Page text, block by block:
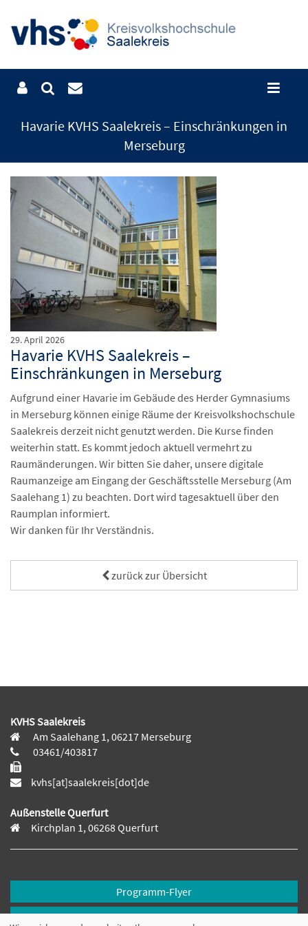
Havarie KVHS Saalekreis – Einschränkungen in
Merseburg
29. April 2026
Havarie KVHS Saalekreis –
Einschränkungen in Merseburg
Aufgrund einer Havarie im Gebäude des Herder Gymnasiums
in Merseburg können einige Räume der Kreisvolkshochschule
Saalekreis derzeit nicht genutzt werden. Die Kurse finden
weiterhin statt. Es kommt jedoch aktuell vermehrt zu
Raumänderungen. Wir bitten Sie daher, unsere digitale
Raumanzeige am Eingang der Geschäftsstelle Merseburg (Am
Saalehang 1) zu beachten. Dort wird tagesaktuell über den
Raumplan informiert.
Wir danken für Ihr Verständnis.
zurück zur Übersicht
KVHS Saalekreis
Am Saalehang 1, 06217 Merseburg
03461/403817
kvhs[at]saalekreis[dot]de
Außenstelle Querfurt
Kirchplan 1, 06268 Querfurt
Programm-Flyer
Downloads